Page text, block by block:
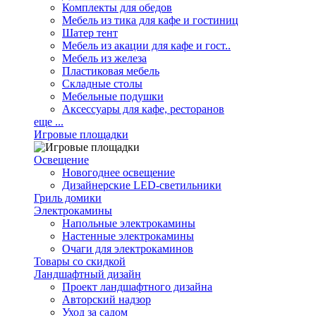
Комплекты для обедов
Мебель из тика для кафе и гостиниц
Шатер тент
Мебель из акации для кафе и гост..
Мебель из железа
Пластиковая мебель
Складные столы
Мебельные подушки
Аксессуары для кафе, ресторанов
еще ...
Игровые площадки
Освещение
Новогоднее освещение
Дизайнерские LED-светильники
Гриль домики
Электрокамины
Напольные электрокамины
Настенные электрокамины
Очаги для электрокаминов
Товары со скидкой
Ландшафтный дизайн
Проект ландшафтного дизайна
Авторский надзор
Уход за садом